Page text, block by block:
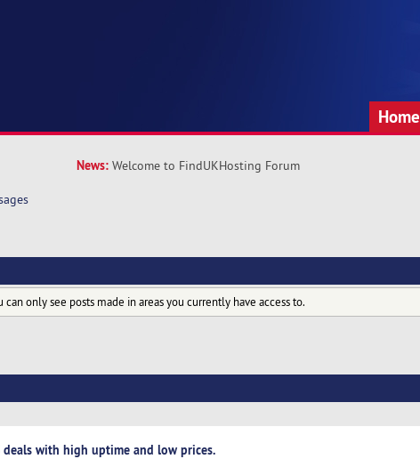
Home
News: Welcome to FindUKHosting Forum
only see posts made in areas you currently have access to.
deals with high uptime and low prices.